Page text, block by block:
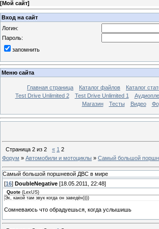
[Мой сайт]
Вход на сайт
Логин:
Пароль:
запомнить
Меню сайта
Главная страница Каталог файлов Каталог
Test Drive Unlimited 2
Test Drive Unlimited 1
Магазин
Тесты Видео
Страница 2 из 2 « 1 2
Форум » Автомобили и мотоциклы » Самый большой
Самый большой поршневой ДВС в мире
[16] DoubleNegative [18.05.2011, 22:48]
Quote (LexUS)
Эх, какой там звук когда он заведён))))
Сомневаюсь что обрадуешься, когда услышишь